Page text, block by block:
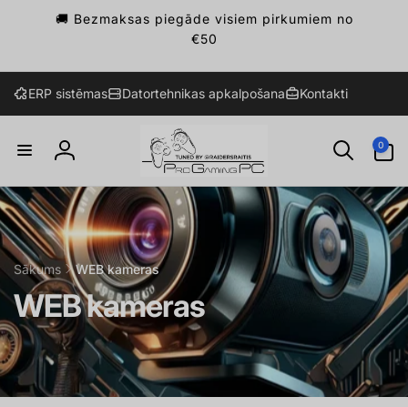
🚚 Bezmaksas piegāde visiem pirkumiem no
€50
ERP sistēmas Datortehnikas apkalpošana Kontakti
Ienākt
0
preces
Sākums WEB kameras
WEB kameras